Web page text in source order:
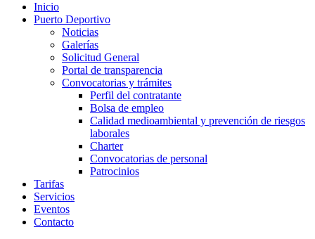
Inicio
Puerto Deportivo
Noticias
Galerías
Solicitud General
Portal de transparencia
Convocatorias y trámites
Perfil del contratante
Bolsa de empleo
Calidad medioambiental y prevención de riesgos
laborales
Charter
Convocatorias de personal
Patrocinios
Tarifas
Servicios
Eventos
Contacto